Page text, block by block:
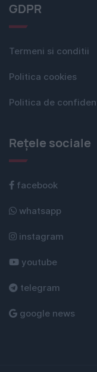
GDPR
Termeni si conditii
Politica cookies
Politica de
Rețele sociale
facebook
whatsapp
instagram
youtube
telegram
google news